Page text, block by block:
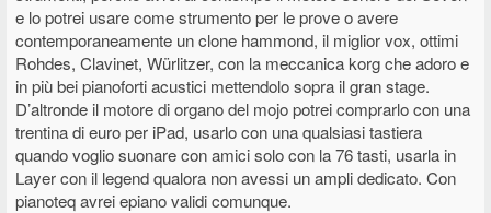
e lo potrei usare come strumento per le prove o avere
contemporaneamente un clone hammond, il miglior vox, ottimi
Rohdes, Clavinet, Würlitzer, con la meccanica korg che adoro e
in più bei pianoforti acustici mettendolo sopra il gran stage.
D’altronde il motore di organo del mojo potrei comprarlo con una
trentina di euro per iPad, usarlo con una qualsiasi tastiera
quando voglio suonare con amici solo con la 76 tasti, usarla in
Layer con il legend qualora non avessi un ampli dedicato. Con
pianoteq avrei epiano validi comunque.